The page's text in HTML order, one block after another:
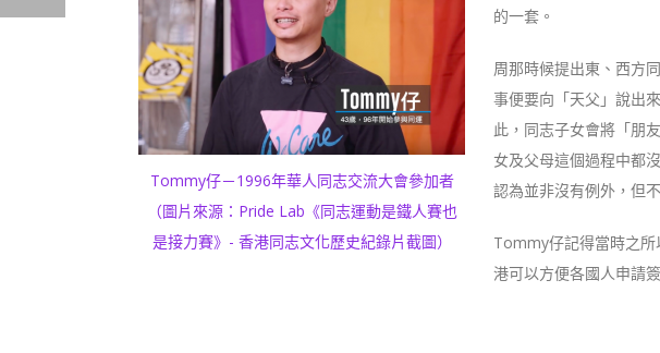
Tommy仔－1996年華人同志交流大會參加者
（圖片來源：Pride Lab《同志運動是鐵人賽也
是接力賽》- 香港同志文化歷史紀錄片截圖）
的一套。
周那時候提出東、西方
事便要向「天父」說出
此，同志子女會將「朋
女及父母這個過程中都
認為並非沒有例外，但
Tommy仔記得當時之所
港可以方便各國人申請